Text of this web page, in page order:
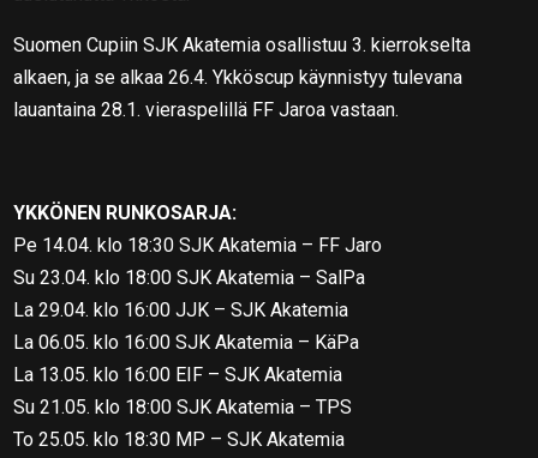
Suomen Cupiin SJK Akatemia osallistuu 3. kierrokselta
alkaen, ja se alkaa 26.4. Ykköscup käynnistyy tulevana
lauantaina 28.1. vieraspelillä FF Jaroa vastaan.
YKKÖNEN RUNKOSARJA:
Pe 14.04. klo 18:30 SJK Akatemia – FF Jaro
Su 23.04. klo 18:00 SJK Akatemia – SalPa
La 29.04. klo 16:00 JJK – SJK Akatemia
La 06.05. klo 16:00 SJK Akatemia – KäPa
La 13.05. klo 16:00 EIF – SJK Akatemia
Su 21.05. klo 18:00 SJK Akatemia – TPS
To 25.05. klo 18:30 MP – SJK Akatemia